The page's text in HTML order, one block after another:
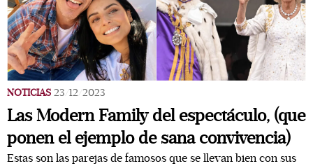
NOTICIAS 23/12/2023
Las Modern Family del espectáculo, (que
ponen el ejemplo de sana convivencia)
Estas son las parejas de famosos que se llevan bien con sus